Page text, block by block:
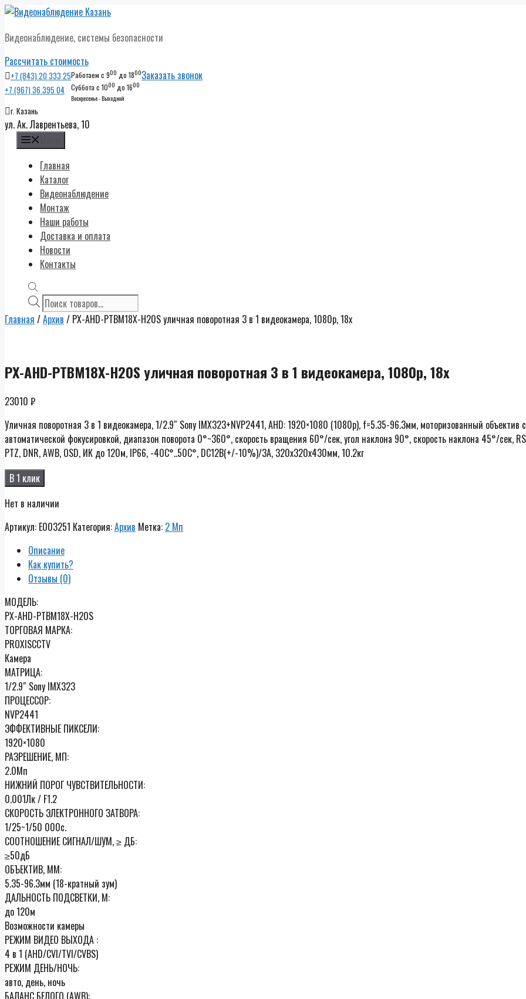
Перейти
содержимому
Видеонаблюдение, системы безопасности
Рассчитать стоимость
+7 (843) 20 333 25
+7 (967) 36 395 04
Работаем с 900 до 1800
Суббота с 1000 до 1600
Воскресенье - Выходной
Заказать звонок
г. Казань
ул. Ак. Лаврентьева, 10
Главная
Каталог
Видеонаблюдение
Монтаж
Наши работы
Доставка и оплата
Новости
Контакты
Поиск
товаров
Главная /Архив / PX-AHD-PTBM18X-H20S уличная поворотная 3 в 1 видеокамера, 1080p, 18x
PX-AHD-PTBM18X-H20S уличная поворотная 3 в 1 видеокамера, 1080p, 18x
23010 ₽
Уличная поворотная 3 в 1 видеокамера, 1/2.9″ Sony IMX323+NVP2441, AHD: 1920×1080 (1080p), f=5.35-96.3мм, моторизованный объектив с
автоматической фокусировкой, диапазон поворота 0°~360°, скорость вращения 60°/сек, угол наклона 90°, скорость наклона 45°/сек,
PTZ, DNR, AWB, OSD, ИК до 120м, IP66, -40C°..50C°, DC12В(+/-10%)/3A, 320x320x430мм, 10.2кг
В 1 клик
Нет в наличии
Артикул: E003251 Категория:Архив Метка: 2 Мп
Описание
Как купить?
Отзывы (0)
МОДЕЛЬ:
PX-AHD-PTBM18X-H20S
ТОРГОВАЯ МАРКА:
PROXISCCTV
Камера
МАТРИЦА:
1/2.9″ Sony IMX323
ПРОЦЕССОР:
NVP2441
ЭФФЕКТИВНЫЕ ПИКСЕЛИ:
1920×1080
РАЗРЕШЕНИЕ, МП:
2.0Мп
НИЖНИЙ ПОРОГ ЧУВСТВИТЕЛЬНОСТИ:
0.001Лк / F1.2
СКОРОСТЬ ЭЛЕКТРОННОГО ЗАТВОРА:
1/25~1/50 000с.
СООТНОШЕНИЕ СИГНАЛ/ШУМ, ≥ ДБ:
≥50дБ
ОБЪЕКТИВ, ММ:
5.35-96.3мм (18-кратный зум)
ДАЛЬНОСТЬ ПОДСВЕТКИ, М:
до 120м
Возможности камеры
РЕЖИМ ВИДЕО ВЫХОДА :
4 в 1 (AHD/CVI/TVI/CVBS)
РЕЖИМ ДЕНЬ/НОЧЬ:
авто, день, ночь
БАЛАНС БЕЛОГО (AWB):